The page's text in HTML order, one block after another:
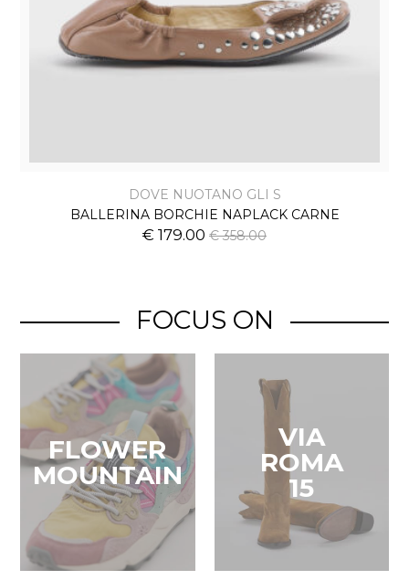
DOVE NUOTANO GLI S
BALLERINA BORCHIE NAPLACK CARNE
€ 179.00 € 358.00
FOCUS ON
FLOWER
MOUNTAIN
VIA
ROMA
15